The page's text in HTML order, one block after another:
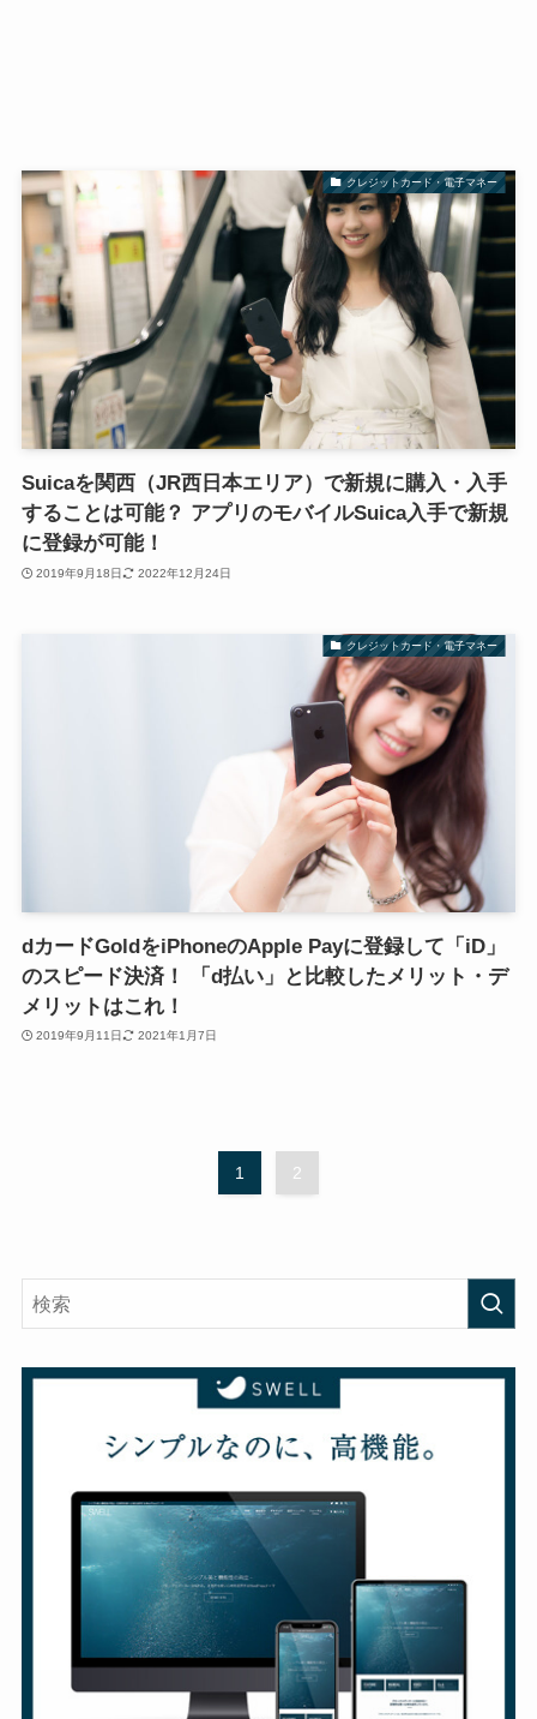
クレジットカード・電子マネー
Suicaを関西（JR西日本エリア）で新規に購入・入手
することは可能？ アプリのモバイルSuica入手で新規
に登録が可能！
2019年9月18日 2022年12月24日
クレジットカード・電子マネー
dカードGoldをiPhoneのApple Payに登録して「iD」
のスピード決済！ 「d払い」と比較したメリット・デ
メリットはこれ！
2019年9月11日 2021年1月7日
1 2